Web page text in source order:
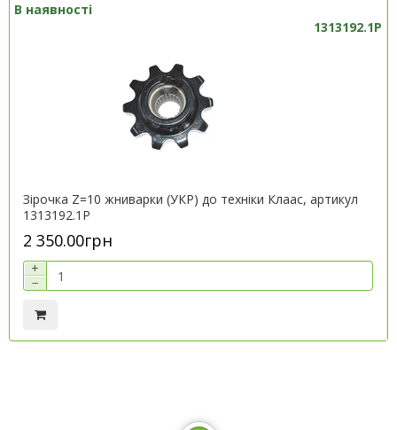
В наявності
1313192.1P
Зірочка Z=10 жниварки (УКР) до техніки Клаас, артикул
1313192.1P
2 350.00грн
+
−